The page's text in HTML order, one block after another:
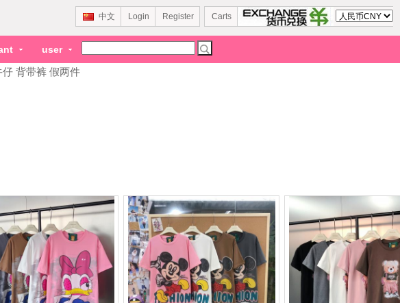
Carts
中文 Login Register
user
仔 背带裤 假两件